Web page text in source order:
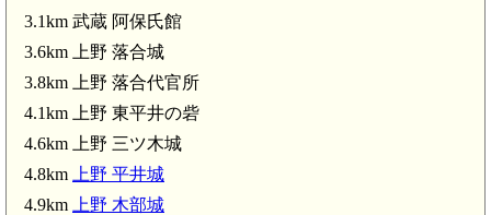
3.1km 武蔵 阿保氏館
3.6km 上野 落合城
3.8km 上野 落合代官所
4.1km 上野 東平井の砦
4.6km 上野 三ツ木城
4.8km
上野 平井城
4.9km
上野 木部城